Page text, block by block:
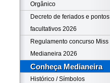
Orgânico
Decreto de feriados e pontos
facultativos 2026
Regulamento concurso Miss
Medianeira 2026
Conheça Medianeira
Histórico / Símbolos